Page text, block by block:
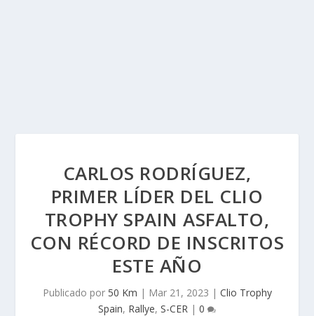
CARLOS RODRÍGUEZ,
PRIMER LÍDER DEL CLIO
TROPHY SPAIN ASFALTO,
CON RÉCORD DE INSCRITOS
ESTE AÑO
Publicado por 50 Km | Mar 21, 2023 | Clio Trophy
Spain, Rallye, S-CER | 0